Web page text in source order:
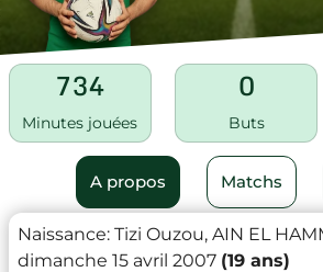
734
Minutes jouées
0
Buts
A propos Matchs
Naissance: Tizi Ouzou, AIN EL
dimanche 15 avril 2007 (19 ans)